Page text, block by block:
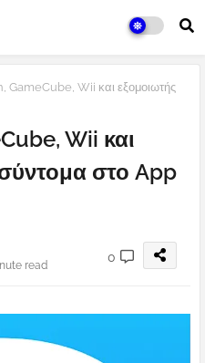
GameCube, Wii και εξομοιωτής
Wii και
στο App
read
0